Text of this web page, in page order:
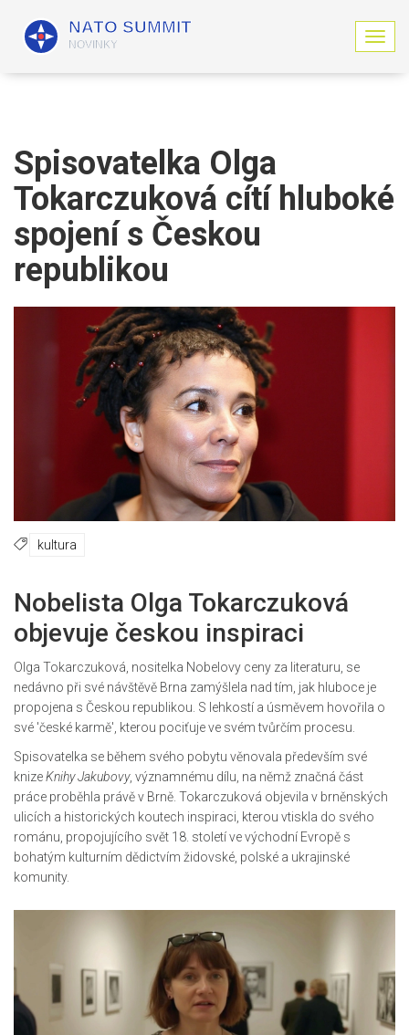
Z
o
a
Spisovatelka Olga
Tokarczuková cítí hluboké
spojení s Českou
republikou
kultura
Nobelista Olga Tokarczuková
objevuje českou inspiraci
Olga Tokarczuková, nositelka Nobelovy ceny za literaturu, se
nedávno při své návštěvě Brna zamýšlela nad tím, jak hluboce je
propojena s Českou republikou. S lehkostí a úsměvem hovořila o
své 'české karmě', kterou pociťuje ve svém tvůrčím procesu.
Spisovatelka se během svého pobytu věnovala především své
knizeKnihy Jakubovy, významnému dílu, na němž značná část
práce proběhla právě v Brně. Tokarczuková objevila v brněnských
ulicích a historických koutech inspiraci, kterou vtiskla do svého
románu, propojujícího svět 18. století ve východní Evropě s
bohatým kulturním dědictvím židovské, polské a ukrajinské
komunity.